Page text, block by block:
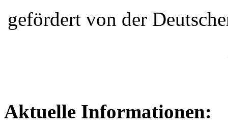
gefördert von der
Aktuelle Informationen: